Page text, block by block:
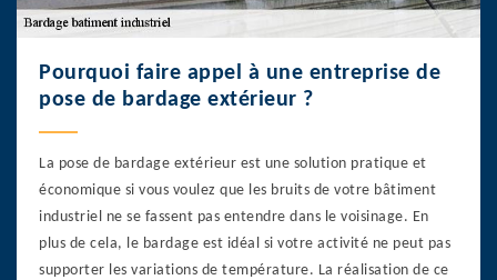
Pourquoi faire appel à une entreprise de
pose de bardage extérieur ?
La pose de bardage extérieur est une solution pratique et
économique si vous voulez que les bruits de votre bâtiment
industriel ne se fassent pas entendre dans le voisinage. En
plus de cela, le bardage est idéal si votre activité ne peut pas
supporter les variations de température. La réalisation de ce